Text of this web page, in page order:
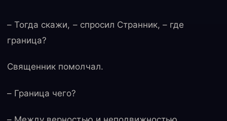
– Тогда скажи, – спросил Странник, – где
граница?
Священник помолчал.
– Граница чего?